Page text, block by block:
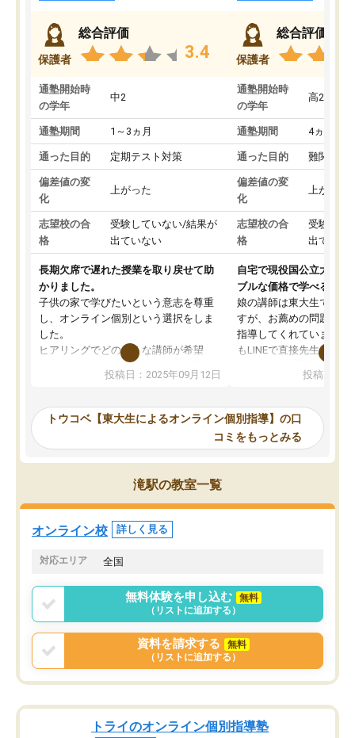
保護者
総合評価
3.4
通塾開始時
の学年
中2
通塾期間 1～3ヵ月
通った目的 定期テスト対策
偏差値の変
化
上がった
志望校の合
格
受験していない/結果が
出ていない
長期欠席で遅れた授業を取り戻せて助
かりました。
子供の家で学びたいという意志を尊重
し、オンライン個別という選択をしま
した。
ヒアリングでどのような講師が希望
か、オプションは付帯するかなど選ぶ
事が出来ました。
ーティングを行い、その講師で良いか
見てから講師を決定する事ができま
す。
うちの子は、初回面談の講師の方で決
オンラインツールを使用した単語帳の
共有があり宿題もそちらで出される形
でした。
言う事で講師変更の申し出があり、あ
まりに短期での変更だった為、塾に通
う事にして退会しました。遅れも取り
戻せ、授業内容や講師の方は良かった
と思います。
投稿日：2025年09月12日
保護者
総合評価
通塾開始時
の学年
高2
通塾期間 4ヵ月～1
通った目的 難関私立
偏差値の変
化
上がった
志望校の合
格
受験して
出ていな
自宅で現役国公立大学生
ブルな価格で学べる
娘の講師は東大生では無
すが、お薦めの問題集や
指導してくれています。
もLINEで直接先生に質問
めれるので、個人に合
いなのがあり(有料)、受
ことをどんなスケジュー
くか相談したのですが、
ち期待したものではなく
くなってきたようなので
投稿日：
トウコベ【東大生によるオンライン個別指導】の口
コミをもっとみる
滝駅の教室一覧
オンライン校 詳しく見る
対応エリア 全国
無料体験を申し込む
無料
（リストに追加する）
資料を請求する
無料
（リストに追加する）
トライのオンライン個別指導塾